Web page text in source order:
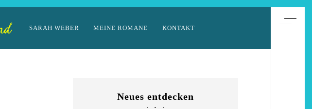
SARAH WEBER MEINE ROMANE KONTAKT
Neues entdecken